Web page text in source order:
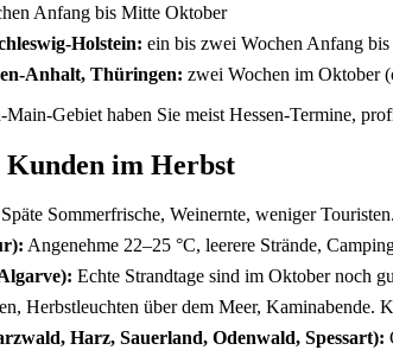
Anfang bis Mitte Oktober
Holstein: ein bis zwei Wochen Anfang
Anhalt, Thüringen: zwei Wochen im Oktober
Gebiet haben Sie meist Hessen-Termine,
Kunden im Herbst
Späte Sommerfrische, Weinernte, weniger
Angenehme 22–25 °C, leerere Strände,
Echte Strandtage sind im Oktober noch
Herbstleuchten über dem Meer, Kaminabende.
Harz, Sauerland, Odenwald, Spessart):